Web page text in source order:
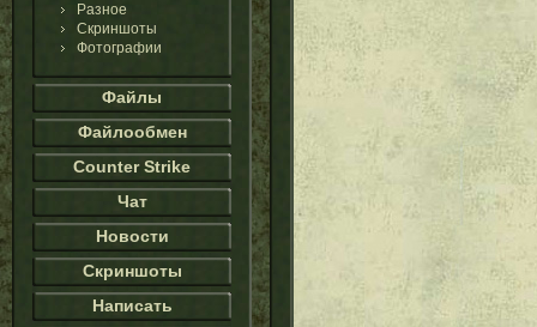
Разное
Скриншоты
Фотографии
Файлы
Файлообмен
Counter Strike
Чат
Новости
Скриншоты
Написать